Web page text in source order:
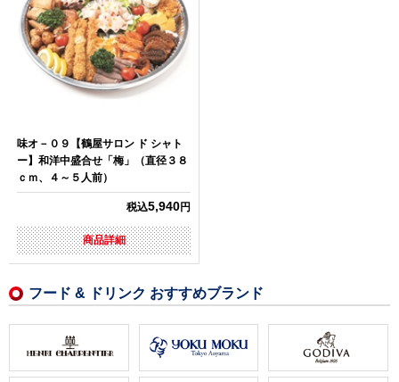
味オ－０９【鶴屋サロン ド シャト
ー】和洋中盛合せ「梅」（直径３８
ｃｍ、４～５人前）
税込5,940円
商品詳細
フード & ドリンク おすすめブランド